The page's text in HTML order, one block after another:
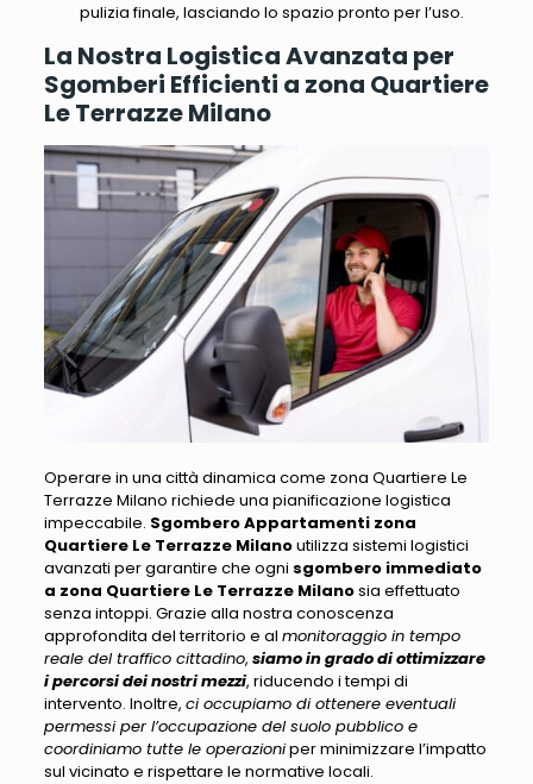
pulizia finale, lasciando lo spazio pronto per l’uso.
La Nostra Logistica Avanzata per
Sgomberi Efficienti a zona Quartiere
Le Terrazze Milano
Operare in una città dinamica come zona Quartiere Le
Terrazze Milano richiede una pianificazione logistica
impeccabile. Sgombero Appartamenti zona
Quartiere Le Terrazze Milanoutilizza sistemi logistici
avanzati per garantire che ogni sgombero immediato
a zona Quartiere Le Terrazze Milanosia effettuato
senza intoppi. Grazie alla nostra conoscenza
approfondita del territorio e al monitoraggio in tempo
reale del traffico cittadino, siamo in grado di ottimizzare
i percorsi dei nostri mezzi, riducendo i tempi di
intervento. Inoltre, ci occupiamo di ottenere eventuali
permessi per l’occupazione del suolo pubblico e
coordiniamo tutte le operazioniper minimizzare l’impatto
sul vicinato e rispettare le normative locali.